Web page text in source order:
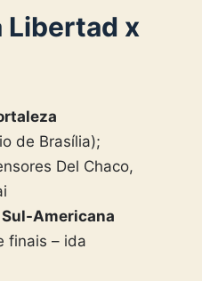
Libertad x
de Brasília);
Del Chaco,
Sul-Americana
finais – ida